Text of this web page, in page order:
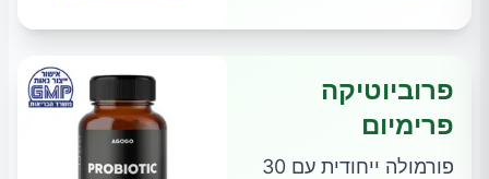
פרוביוטיקה
פרימיום
פורמולה ייחודית עם 30